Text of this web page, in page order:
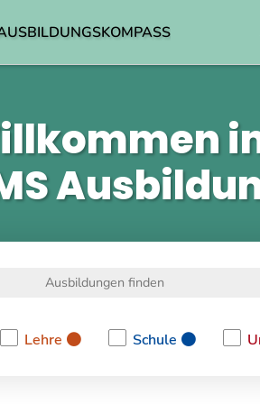
Lehre
Schule